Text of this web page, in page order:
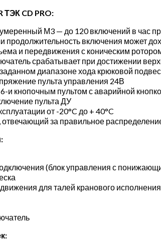
CD PRO:
М3 — до 120 включений в час
продолжительность включения может
и передвижения с коническим
срабатывает при достижении
диапазоне хода крюковой
пульта управления 24В
и кнопочным пультом с аварийной
пульта ДУ
от -20°C до + 40°C
отвечающий за правильное
(блок управления с
для талей кранового исполнения